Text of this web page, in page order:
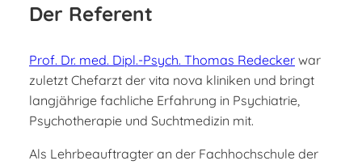
Der Referent
Prof. Dr. med. Dipl.-Psych. Thomas Redecker war
zuletzt Chefarzt der vita nova kliniken und bringt
langjährige fachliche Erfahrung in Psychiatrie,
Psychotherapie und Suchtmedizin mit.
Als Lehrbeauftragter an der Fachhochschule der